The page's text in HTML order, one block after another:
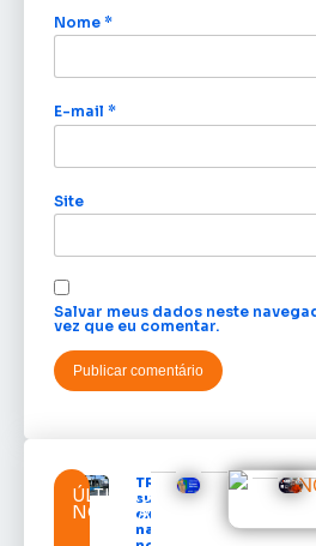
Nome *
E-mail *
Site
Salvar meus dados neste
vez que eu comentar.
ÚLTIMAS
NOTÍCIAS
TRE-AP
suspende
expediente
na sede e